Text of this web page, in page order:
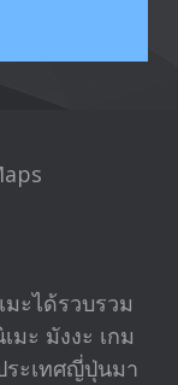
ะได้รวบรวม
มะ มังงะ เกม
ะเทศญี่ปุ่นมา